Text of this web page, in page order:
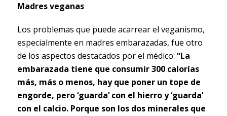
Madres veganas
Los problemas que puede acarrear el veganismo,
especialmente en madres embarazadas, fue otro
de los aspectos destacados por el médico: “La
embarazada tiene que consumir 300 calorías
más, más o menos, hay que poner un tope de
engorde, pero ‘guarda’ con el hierro y ‘guarda’
con el calcio. Porque son los dos minerales que